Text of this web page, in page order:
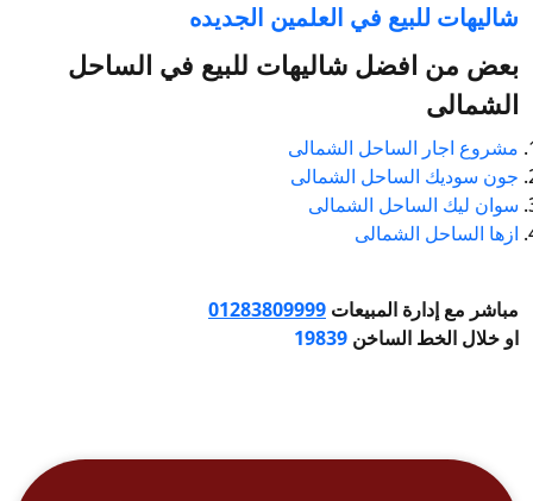
شاليهات للبيع في العلمين الجديده
بعض من افضل شاليهات للبيع في الساحل
الشمالى
مشروع اجار الساحل الشمالى
جون سوديك الساحل الشمالى
سوان ليك الساحل الشمالى
ازها الساحل الشمالى
مباشر مع إدارة المبيعات 01283809999
او خلال الخط الساخن 19839